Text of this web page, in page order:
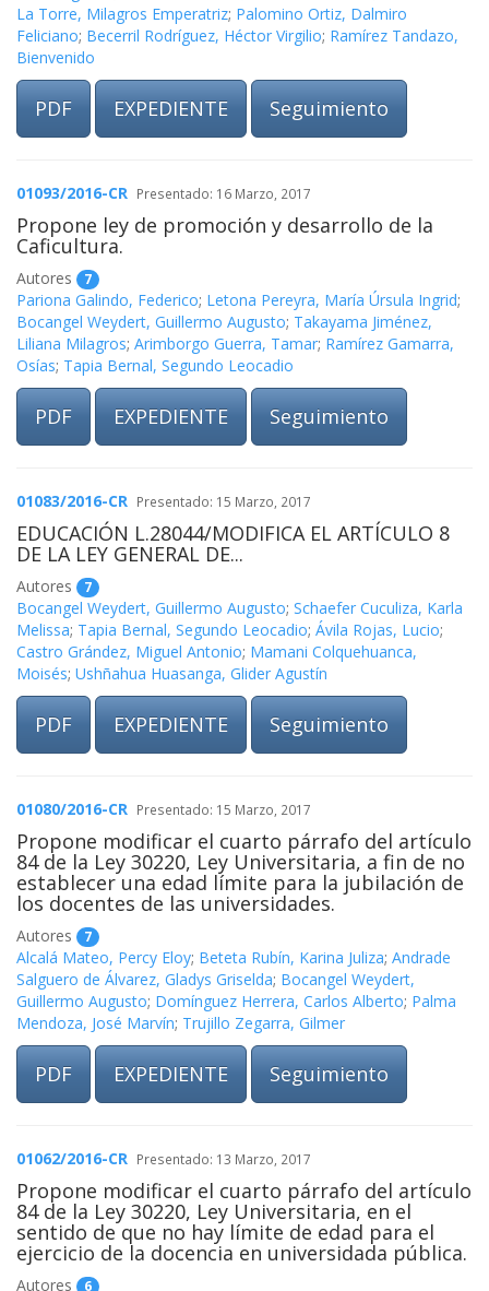
La Torre, Milagros Emperatriz; Palomino Ortiz, Dalmiro
Feliciano; Becerril Rodríguez, Héctor Virgilio; Ramírez Tandazo,
Bienvenido
PDF EXPEDIENTE Seguimiento
01093/2016-CR Presentado: 16 Marzo, 2017
Propone ley de promoción y desarrollo de la
Caficultura.
Autores 7
Pariona Galindo, Federico; Letona Pereyra, María Úrsula Ingrid;
Bocangel Weydert, Guillermo Augusto; Takayama Jiménez,
Liliana Milagros; Arimborgo Guerra, Tamar; Ramírez Gamarra,
Osías; Tapia Bernal, Segundo Leocadio
PDF EXPEDIENTE Seguimiento
01083/2016-CR Presentado: 15 Marzo, 2017
EDUCACIÓN L.28044/MODIFICA EL ARTÍCULO 8
DE LA LEY GENERAL DE...
Autores 7
Bocangel Weydert, Guillermo Augusto; Schaefer Cuculiza, Karla
Melissa; Tapia Bernal, Segundo Leocadio; Ávila Rojas, Lucio;
Castro Grández, Miguel Antonio; Mamani Colquehuanca,
Moisés; Ushñahua Huasanga, Glider Agustín
PDF EXPEDIENTE Seguimiento
01080/2016-CR Presentado: 15 Marzo, 2017
Propone modificar el cuarto párrafo del artículo
84 de la Ley 30220, Ley Universitaria, a fin de no
establecer una edad límite para la jubilación de
los docentes de las universidades.
Autores 7
Alcalá Mateo, Percy Eloy; Beteta Rubín, Karina Juliza; Andrade
Salguero de Álvarez, Gladys Griselda; Bocangel Weydert,
Guillermo Augusto; Domínguez Herrera, Carlos Alberto; Palma
Mendoza, José Marvín; Trujillo Zegarra, Gilmer
PDF EXPEDIENTE Seguimiento
01062/2016-CR Presentado: 13 Marzo, 2017
Propone modificar el cuarto párrafo del artículo
84 de la Ley 30220, Ley Universitaria, en el
sentido de que no hay límite de edad para el
ejercicio de la docencia en universidada pública.
Autores 6